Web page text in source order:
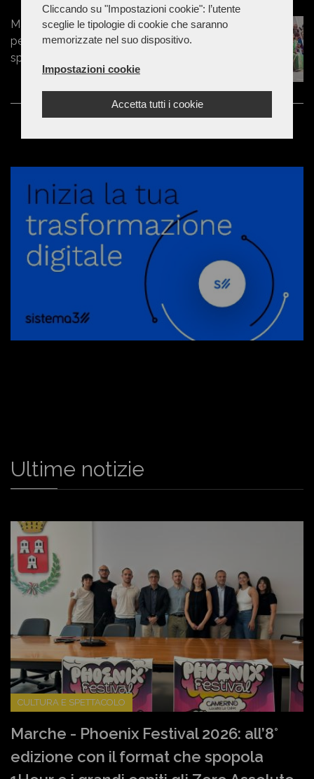
Cliccando su "Impostazioni cookie": l’utente
sceglie le tipologie di cookie che saranno
memorizzate nel suo dispositivo.
Impostazioni cookie
Accetta tutti i cookie
Marche - Una campagna mondiale
per diffondere un messaggio di
speranza
Ultime notizie
CULTURA E SPETTACOLO
Marche - Phoenix Festival 2026: all’8°
edizione con il format che spopola